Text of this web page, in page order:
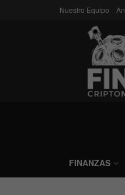
Nuestro Equipo
FINANZAS